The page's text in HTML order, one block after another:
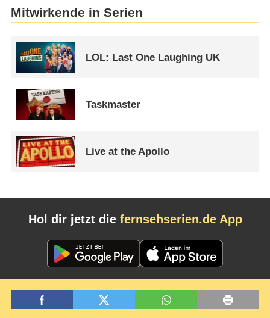
Mitwirkende in Serien
LOL: Last One Laughing UK
Taskmaster
Live at the Apollo
Hol dir jetzt die fernsehserien.de App